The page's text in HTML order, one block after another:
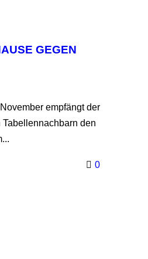
GEGEN
empfängt der
den
0